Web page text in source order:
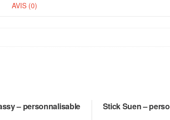
AVIS (0)
– personnalisable Stick Suen –